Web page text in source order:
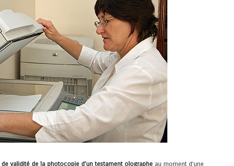
validité de la photocopie d’un testament olographe au moment d’une